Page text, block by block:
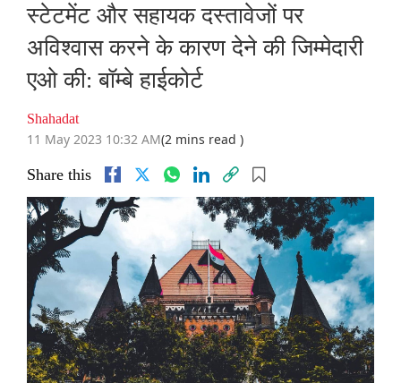
स्टेटमेंट और सहायक दस्तावेजों पर
अविश्वास करने के कारण देने की जिम्मेदारी
एओ की: बॉम्बे हाईकोर्ट
Shahadat
11 May 2023 10:32 AM(2 mins read )
Share this